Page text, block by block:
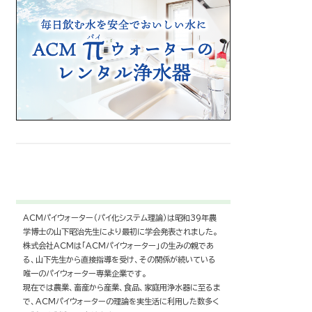
ACMパイウォーター（パイ化システム理論）は昭和39年農
学博士の山下昭治先生により最初に学会発表されました。
株式会社ACMは「ACMパイウォーター」の生みの親であ
る、山下先生から直接指導を受け、その関係が続いている
唯一のパイウォーター専業企業です。
現在では農業、畜産から産業、食品、家庭用浄水器に至るま
で、ACMパイウォーターの理論を実生活に利用した数多く